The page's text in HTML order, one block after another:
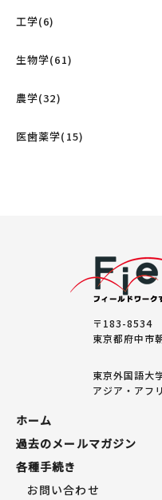
工学(6)
生物学(61)
農学(32)
医歯薬学(15)
〒183-8534
東京都府中
東京外国語大
アジア・アフ
ホーム
過去のメールマガジン
各種手続き
お問い合わせ